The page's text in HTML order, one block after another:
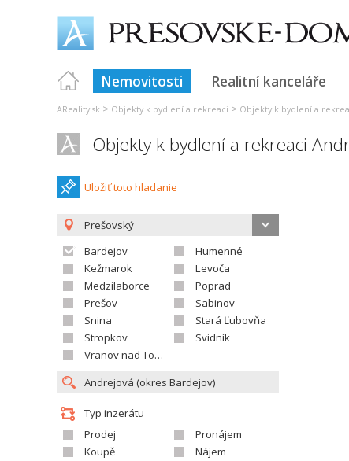
Nemovitosti Realitní kanceláře
AReality.sk > Objekty k bydlení a rekreaci > Objekty k bydlení a
Objekty k bydlení a rekreaci
Uložiť toto hladanie
Prešovský
Bardejov
Humenné
Kežmarok
Levoča
Medzilaborce
Poprad
Prešov
Sabinov
Snina
Stará Ľubovňa
Stropkov
Svidník
Vranov nad Topľou
Typ inzerátu
Prodej
Pronájem
Koupě
Nájem